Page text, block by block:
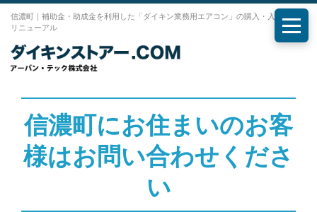
信濃町｜補助金・助成金を利用した「ダイキン業務用エアコン」の購入・入れ替え・
リニューアル
メニ
信濃町にお住まいのお客
様はお問い合わせくださ
い